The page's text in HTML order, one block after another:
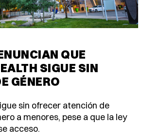
QUE
SIGUE SIN
GÉNERO
sin ofrecer atención de
a menores, pese a que la ley
acceso.